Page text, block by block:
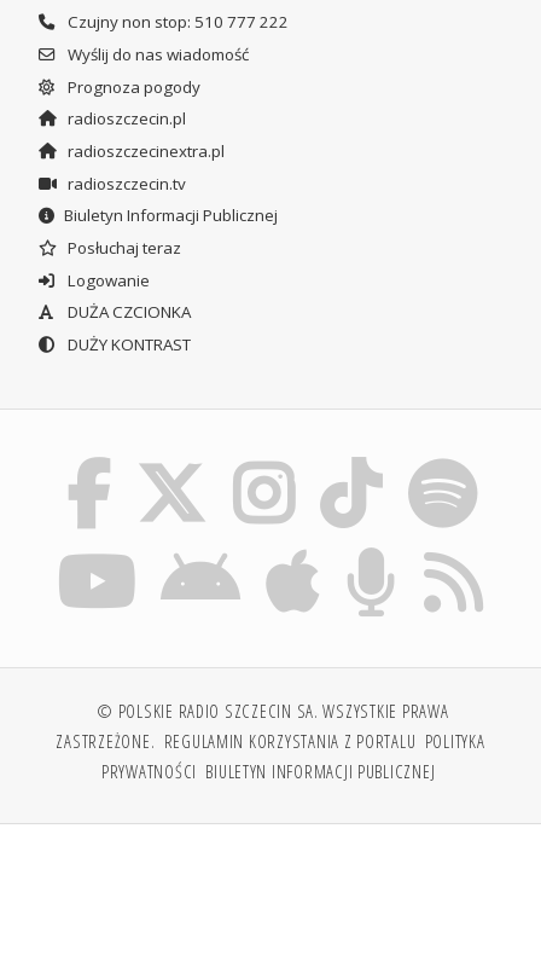
Czujny non stop: 510 777 222
Wyślij do nas wiadomość
Prognoza pogody
radioszczecin.pl
radioszczecinextra.pl
radioszczecin.tv
Biuletyn Informacji Publicznej
Posłuchaj teraz
Logowanie
DUŻA CZCIONKA
DUŻY KONTRAST
© POLSKIE RADIO SZCZECIN SA. WSZYSTKIE PRAWA
ZASTRZEŻONE. REGULAMIN KORZYSTANIA Z PORTALU POLITYKA
PRYWATNOŚCI BIULETYN INFORMACJI PUBLICZNEJ